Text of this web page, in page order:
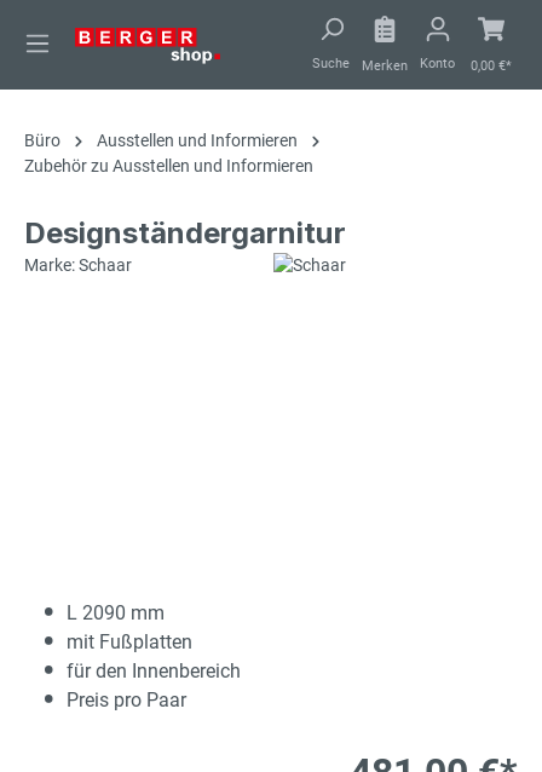
springen
Suche Merken Konto 0,00 €*
Büro
Ausstellen und Informieren
Zubehör zu Ausstellen und Informieren
Designständergarnitur
Marke: Schaar
L 2090 mm
mit Fußplatten
für den Innenbereich
Preis pro Paar